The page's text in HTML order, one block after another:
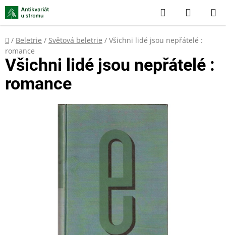
Přejít
na
obsah
Hledat
KOŠÍK
Domů
/ Beletrie / Světová beletrie / Všichni lidé jsou nepřátelé :
romance
Všichni lidé jsou nepřátelé :
romance